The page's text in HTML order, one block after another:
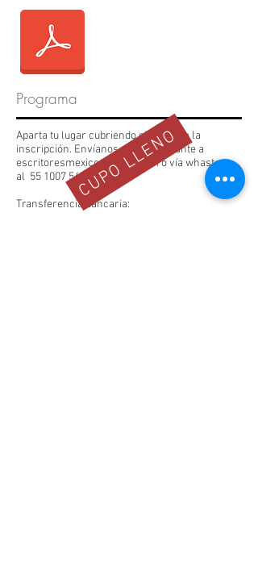
Programa
Aparta tu lugar cubriendo el costo de la
inscripción. Envíanos el comprobante a
escritoresmexico@gmail.como vía whastapp
al 55 1007 5494
Transferencia bancaria:
CUPO LLENO